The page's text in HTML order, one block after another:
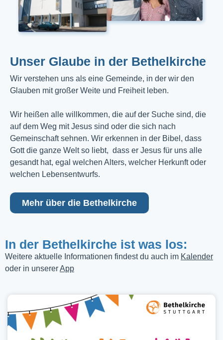
Unser Glaube in der Bethelkirche
Wir verstehen uns als eine Gemeinde, in der wir den
Glauben mit großer Weite und Freiheit leben.
Wir heißen alle willkommen, die auf der Suche sind, die
auf dem Weg mit Jesus sind oder die sich nach
Gemeinschaft sehnen. Wir erkennen in der Bibel, dass
Gott die ganze Welt so liebt, dass er Jesus für uns alle
gesandt hat, egal welchen Alters, welcher Herkunft oder
welchen Lebensentwurfs.
Mehr über die Bethelkirche
In der Bethelkirche ist was los:
Weitere aktuelle Informationen findest du auch im Kalender
oder in unsererApp